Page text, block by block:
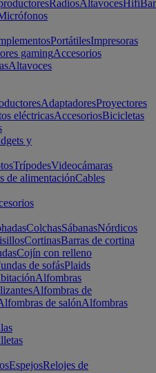
RadiosAltavocesHifi
PortátilesImpresoras
gamingAccesorios
Altavoces
AdaptadoresProyectores
eléctricasAccesoriosBicicletas
y
TrípodesVideocámaras
de alimentaciónCables
ColchasSábanasNórdicos
CortinasBarras de cortina
Cojín con relleno
de sofásPlaids
Alfombras
Alfombras de
de salónAlfombras
EspejosRelojes de